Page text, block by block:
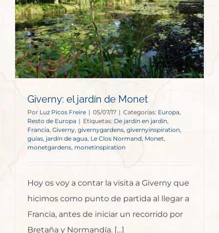
Giverny: el jardín de Monet
Por Luz Picos Freire | 05/07/17 | Categorías: Europa,
Resto de Europa | Etiquetas: De jardín en jardín,
Francia Giverny, givernygardens givernyinspiration,
guías, jardín de agua Le Clos Normand, Monet
monetgardens monetinspiration
Hoy os voy a contar la visita a Giverny que
hicimos como punto de partida al llegar a
Francia, antes de iniciar un recorrido por
Bretaña y Normandía. […]